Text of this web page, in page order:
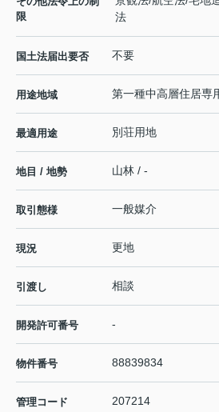
限
法
国土法届出要否 不要
用途地域 第一種中高層住居専
最適用途 別荘用地
地目 / 地勢 山林 / -
取引態様 一般媒介
現況 更地
引渡し 相談
開発許可番号 -
物件番号 88839834
管理コード 207214